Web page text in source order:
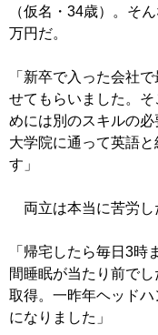
（仮名・34歳）。そ
万円だ。
「新卒で入った会社
せてもらいました。
めには別のスキルの
大学院に通って英語
す」
両立は本当に苦労し
「帰宅したら毎日3時
間睡眠が当たり前で
取得。一昨年ヘッド
になりました」